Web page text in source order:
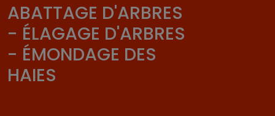
ABATTAGE D'ARBRES
- ÉLAGAGE D'ARBRES
- ÉMONDAGE DES
HAIES